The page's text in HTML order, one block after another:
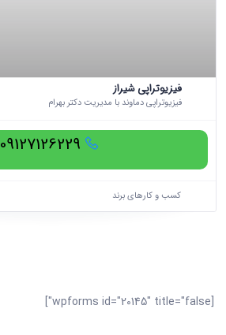
فیزیوتراپی شیراز
فیزیوتراپی دماوند با مدیریت دکتر بهرام
09127126229
کسب و کارهای برند
[wpforms id="20145" title="false"]